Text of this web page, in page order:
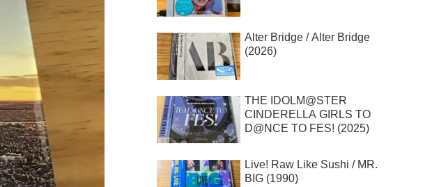
Alter Bridge / Alter Bridge
(2026)
THE IDOLM@STER
CINDERELLA GIRLS TO
D@NCE TO FES! (2025)
Live! Raw Like Sushi / MR.
BIG (1990)